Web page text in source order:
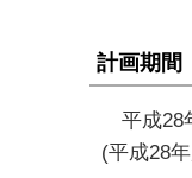
計画期間
平成28
(平成28